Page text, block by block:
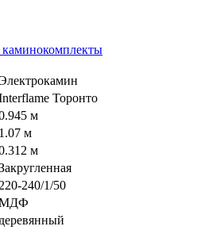
Торонто
м
1.07 м
м
220-240/1/50
деревянный